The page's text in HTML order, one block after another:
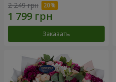
2 249 грн
Заказать